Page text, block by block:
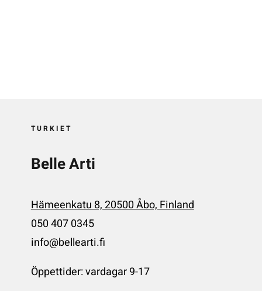
TURKIET
Belle Arti
Hämeenkatu 8, 20500 Åbo, Finland
050 407 0345
info@bellearti.fi
Öppettider: vardagar 9-17